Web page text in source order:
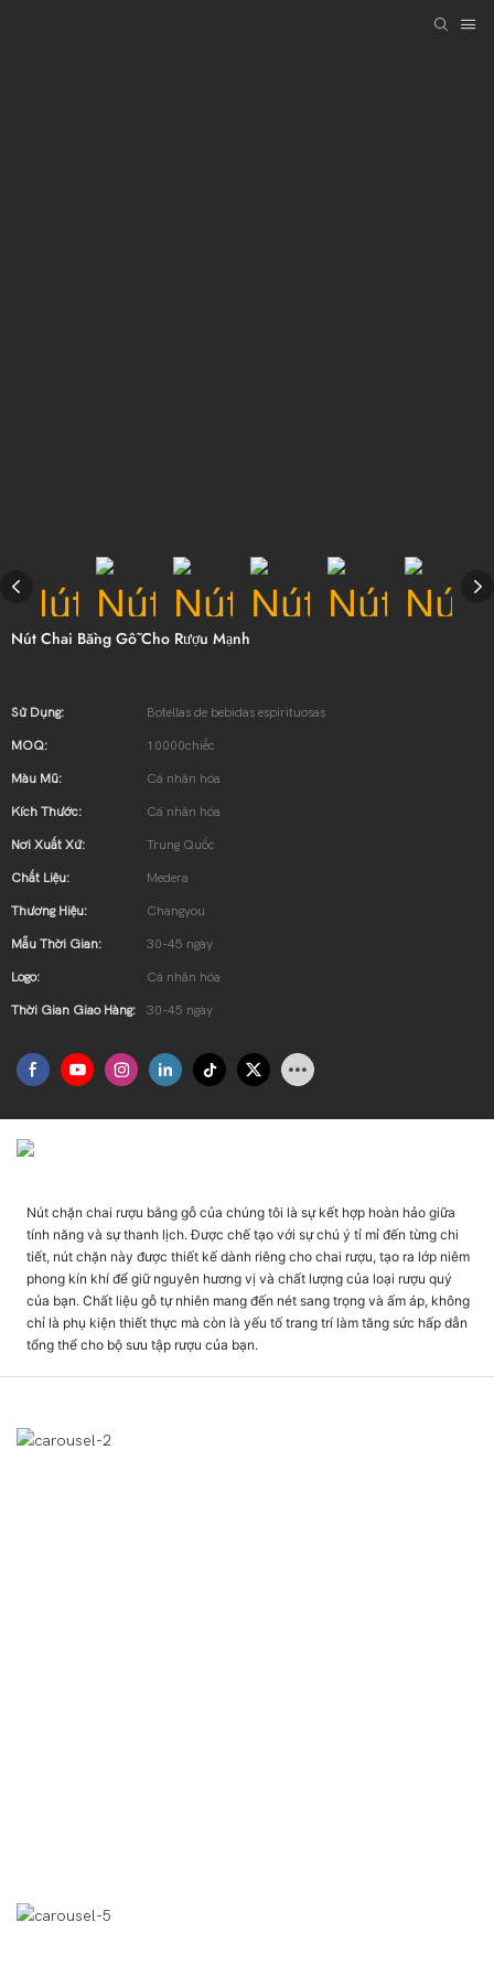
Nút Chai Bằng Gỗ Cho Rượu Mạnh
Sử Dụng: Botellas de bebidas espirituosas
MOQ: 10000chiếc
Màu Mũ: Cá nhân hóa
Kích Thước: Cá nhân hóa
Nơi Xuất Xứ: Trung Quốc
Chất Liệu: Medera
Thương Hiệu: Changyou
Mẫu Thời Gian: 30-45 ngày
Logo: Cá nhân hóa
Thời Gian Giao Hàng: 30-45 ngày
Nút chặn chai rượu bằng gỗ của chúng tôi là sự kết hợp hoàn hảo giữa
tính năng và sự thanh lịch. Được chế tạo với sự chú ý tỉ mỉ đến từng chi
tiết, nút chặn này được thiết kế dành riêng cho chai rượu, tạo ra lớp niêm
phong kín khí để giữ nguyên hương vị và chất lượng của loại rượu quý
của bạn. Chất liệu gỗ tự nhiên mang đến nét sang trọng và ấm áp, không
chỉ là phụ kiện thiết thực mà còn là yếu tố trang trí làm tăng sức hấp dẫn
tổng thể cho bộ sưu tập rượu của bạn.